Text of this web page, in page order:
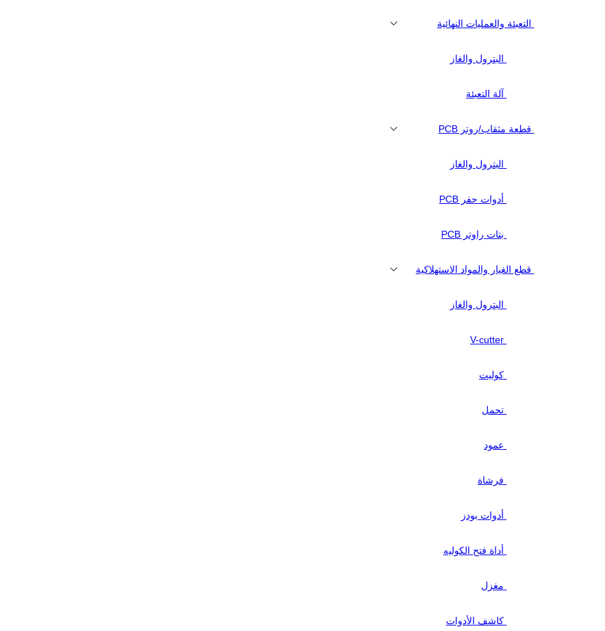
التعبئة والعمليات النهائية
البترول والغاز
آلة التعبئة
قطعة مثقاب/روتر PCB
البترول والغاز
أدوات حفر PCB
بتات راوتر PCB
قطع الغيار والمواد الاستهلاكية
البترول والغاز
V-cutter
كوليت
تحمل
عمود
فرشاة
أدوات بودز
أداة فتح الكوليه
مغزل
كاشف الأدوات